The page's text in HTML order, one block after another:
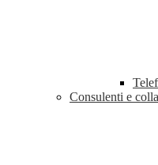
Consulenti e